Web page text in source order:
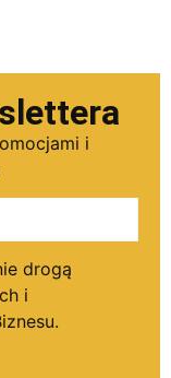
i
drogą
i